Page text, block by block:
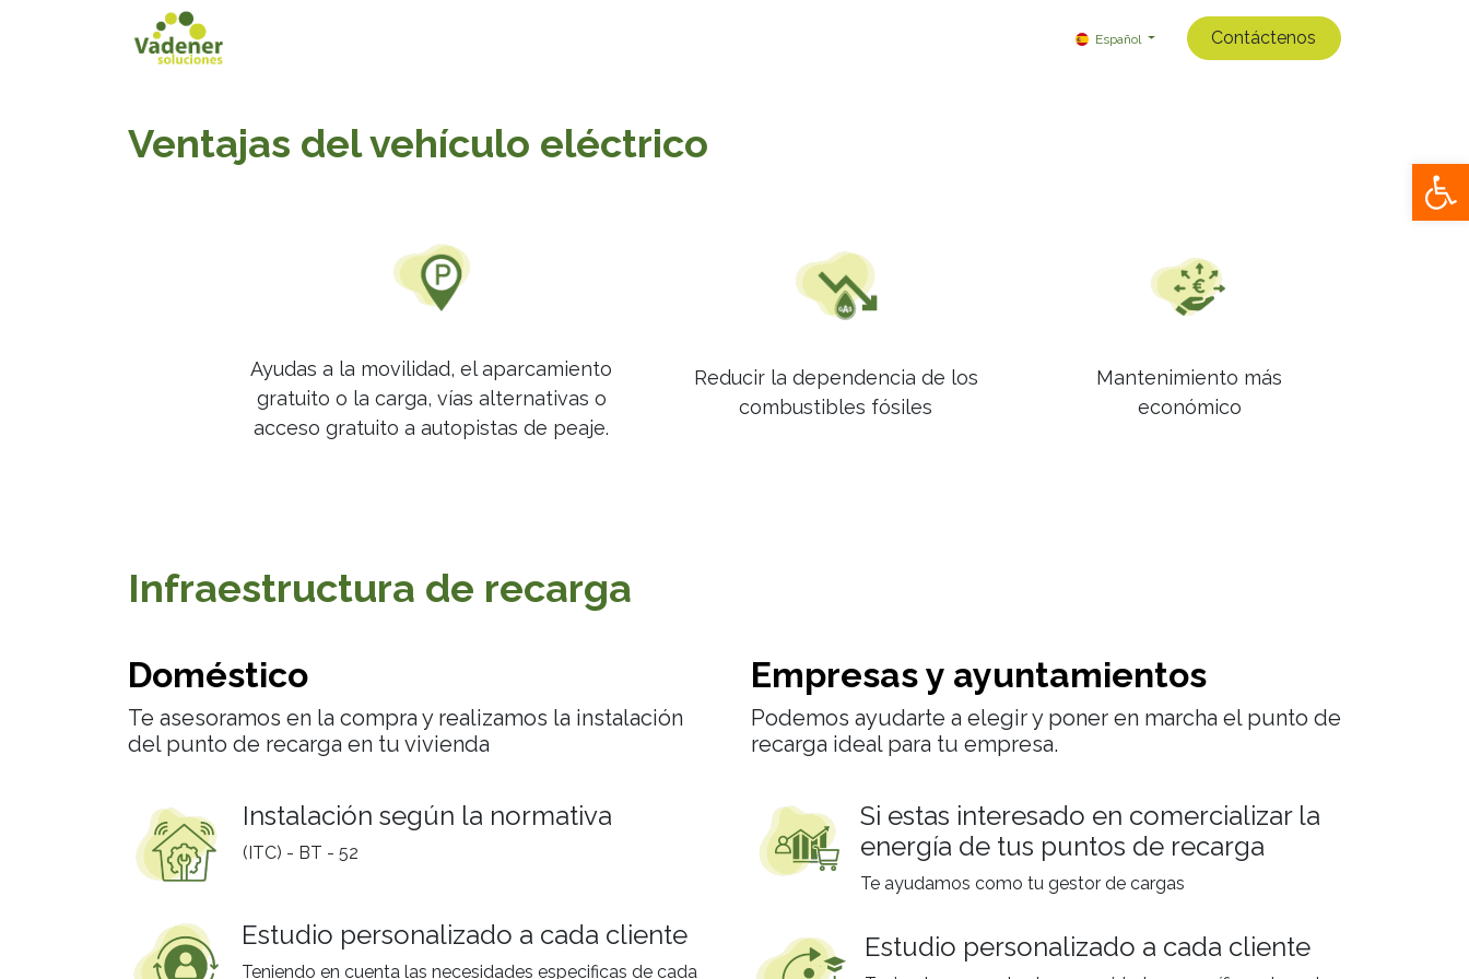
Español Contáctenos
Ventajas del vehículo eléctrico
Ayudas a la movilidad, el aparcamiento
gratuito o la carga, vías alternativas o
acceso gratuito a autopistas de peaje.
Reducir la dependencia de los
combustibles fósiles
Mantenimiento más
económico
Infraestructura de recarga
Doméstico
Te asesoramos en la compra y realizamos la instalación
del punto de recarga en tu vivienda
Instalación según la normativa
(ITC) - BT - 52
Estudio personalizado a cada cliente
Teniendo en cuenta las necesidades especificas de cada
Empresas y ayuntamientos
Podemos ayudarte a elegir y poner en marcha el punto de
recarga ideal para tu empresa.
Si estas interesado en comercializar la
energía de tus puntos de recarga
Te ayudamos como tu gestor de cargas
Estudio personalizado a cada cliente